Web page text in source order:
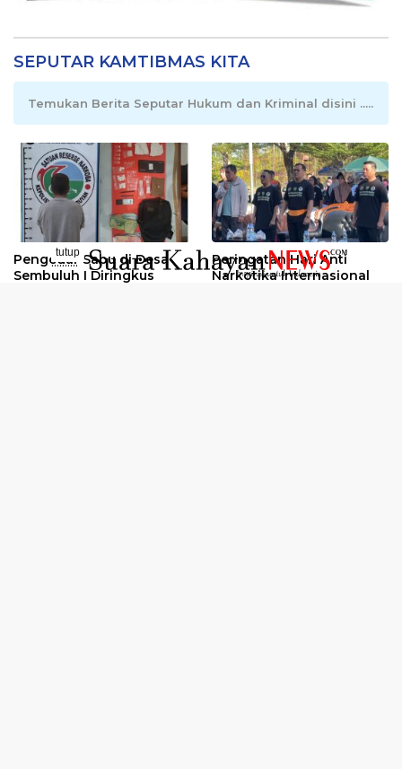
SEPUTAR KAMTIBMAS KITA
Temukan Berita Seputar Hukum dan Kriminal disini .....
Pengedar Sabu di Desa
Sembuluh I Diringkus
Peringatan Hari Anti
Narkotika Internasional
tutup
..........